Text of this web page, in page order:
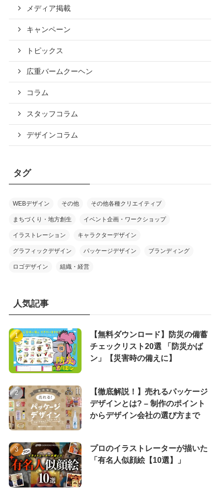
メディア掲載
キャンペーン
トピックス
広重バームクーヘン
コラム
スタッフコラム
デザインコラム
タグ
WEBデザイン その他 その他各種クリエイティブ
まちづくり・地方創生 イベント企画・ワークショップ
イラストレーション キャラクターデザイン
グラフィックデザイン パッケージデザイン ブランディング
ロゴデザイン 組織・経営
人気記事
【無料ダウンロード】防災の備蓄
チェックリスト20選 「防災かば
ン」【災害時の備えに】
【徹底解説！】売れるパッケージ
デザインとは? – 制作のポイント
からデザイン会社の選び方まで
プロのイラストレーターが描いた
「有名人似顔絵【10選】」